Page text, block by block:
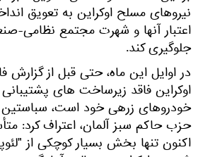
نیروهای مسلح اوکراین به تعویق
اعتبار آنها و شهرت مجتمع نظامی-
جلوگیری کند.
در اوایل این ماه، حتی قبل از گزارش
اوکراین فاقد زیرساخت های
خودروهای زرهی خود است، سباستین
حزب حاکم سبز آلمان، اعتراف کرد: